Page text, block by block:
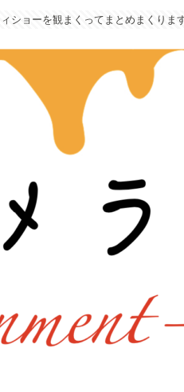
ショーを観まくってまとめまくりま